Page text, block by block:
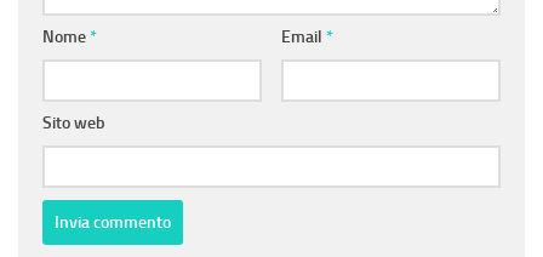
Nome* Email *
Sito web